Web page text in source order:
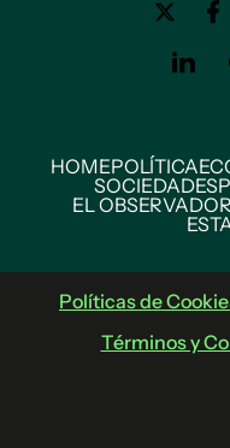
HOMEPOLÍTICA
SOCIEDAD
EL
Políticas de
Términos y